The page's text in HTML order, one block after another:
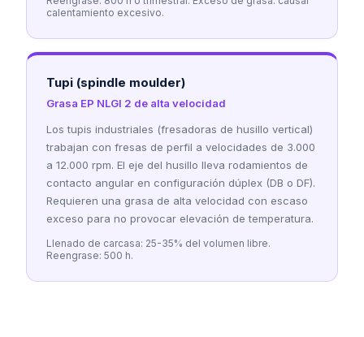
calentamiento excesivo.
Tupi (spindle moulder)
Grasa EP NLGI 2 de alta velocidad
Los tupis industriales (fresadoras de husillo vertical)
trabajan con fresas de perfil a velocidades de 3.000
a 12.000 rpm. El eje del husillo lleva rodamientos de
contacto angular en configuración dúplex (DB o DF).
Requieren una grasa de alta velocidad con escaso
exceso para no provocar elevación de temperatura.
Llenado de carcasa: 25-35% del volumen libre.
Reengrase: 500 h.